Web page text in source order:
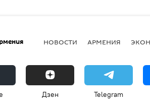
НОВОСТИ АРМЕНИЯ
Дзен Telegram